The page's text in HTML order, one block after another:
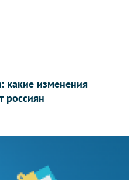
какие изменения
россиян